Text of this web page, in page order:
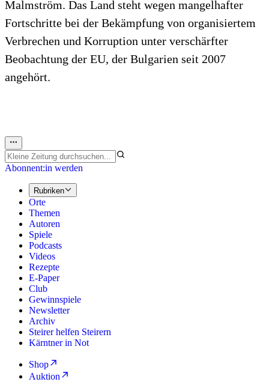
Malmström. Das Land steht wegen mangelhafter
Fortschritte bei der Bekämpfung von organisiertem
Verbrechen und Korruption unter verschärfter
Beobachtung der EU, der Bulgarien seit 2007
angehört.
Abonnent:in werden
Rubriken
Orte
Themen
Autoren
Spiele
Podcasts
Videos
Rezepte
E-Paper
Club
Gewinnspiele
Newsletter
Archiv
Steirer helfen Steirern
Kärntner in Not
Shop
Auktion